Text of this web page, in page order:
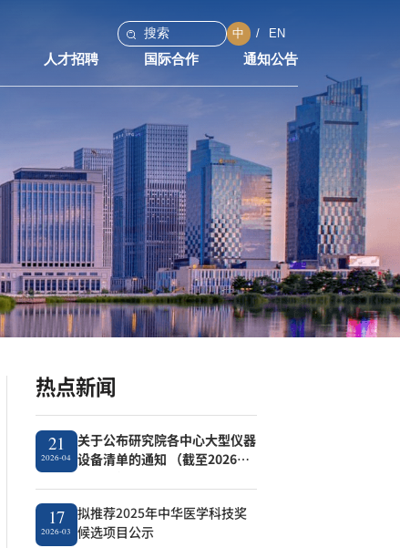
中 EN
人才招聘 国际合作 通知公告
热点新闻
21
2026-04
关于公布研究院各中心大型仪器
设备清单的通知 （截至2026年4
17
2026-03
拟推荐2025年中华医学科技奖
候选项目公示